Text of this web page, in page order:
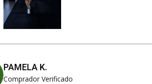
PAMELA K.
Comprador Verificado